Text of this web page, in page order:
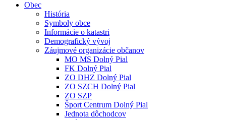
Obec
História
Symboly obce
Informácie o katastri
Demografický vývoj
Záujmové organizácie občanov
MO MS Dolný Pial
FK Dolný Pial
ZO DHZ Dolný Pial
ZO SZCH Dolný Pial
ZO SZP
Šport Centrum Dolný Pial
Jednota dôchodcov